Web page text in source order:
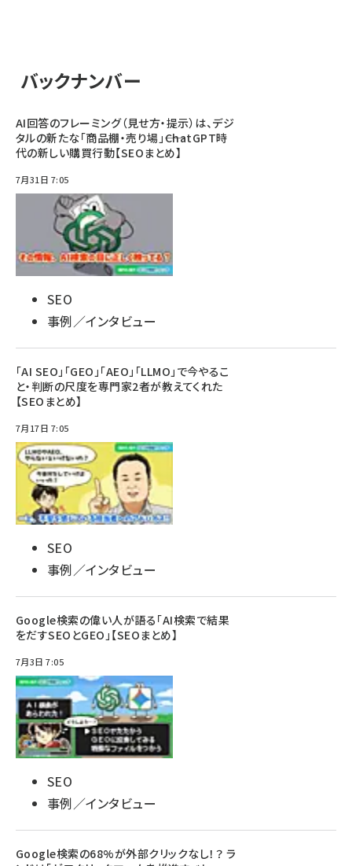
バックナンバー
AI回答のフレーミング（見せ方・提示）は、デジ
タルの新たな「商品棚・売り場」――ChatGPT時
代の新しい購買行動【SEOまとめ】
7月31日 7:05
SEO
事例／インタビュー
「AI SEO」「GEO」「AEO」「LLMO」で今やるこ
と・判断の尺度を専門家2者が教えてくれた
【SEOまとめ】
7月17日 7:05
SEO
事例／インタビュー
Google検索の偉い人が語る「AI検索で結果
をだすSEOとGEO」【SEOまとめ】
7月3日 7:05
SEO
事例／インタビュー
Google検索の68%が外部クリックなし！？ ラ